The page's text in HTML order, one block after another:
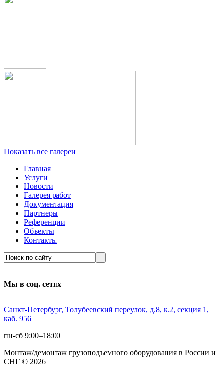
Показать все галереи
Главная
Услуги
Новости
Галерея работ
Документация
Партнеры
Референции
Объекты
Контакты
Мы в соц. сетях
Санкт-Петербург, Толубеевский переулок, д.8, к.2, секция 1,
каб. 956
пн-сб 9:00–18:00
Монтаж/демонтаж грузоподъемного оборудования в России и
СНГ © 2026